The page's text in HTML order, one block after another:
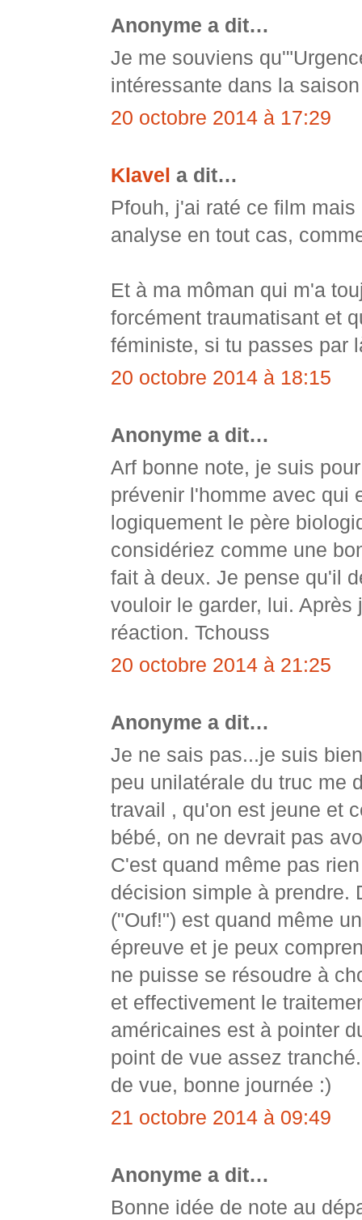
Anonyme a dit…
Je me souviens
intéressante dans la
20 octobre 2014 à 17:29
Klavel a dit…
Pfouh, j'ai raté ce film
analyse en tout cas,
Et à ma môman qui m'a
forcément traumatisant et
féministe, si tu passes par
20 octobre 2014 à 18:15
Anonyme a dit…
Arf bonne note, je suis
prévenir l'homme avec qui
logiquement le père
considériez comme une
fait à deux. Je pense qu'il
vouloir le garder, lui.
réaction. Tchouss
20 octobre 2014 à 21:25
Anonyme a dit…
Je ne sais pas...je suis
peu unilatérale du truc me
travail , qu'on est jeune et
bébé, on ne devrait pas
C'est quand même pas
décision simple à prendre.
("Ouf!") est quand même
épreuve et je peux
ne puisse se résoudre à
et effectivement le
américaines est à pointer
point de vue assez
de vue, bonne journée :)
21 octobre 2014 à 09:49
Anonyme a dit…
Bonne idée de note au